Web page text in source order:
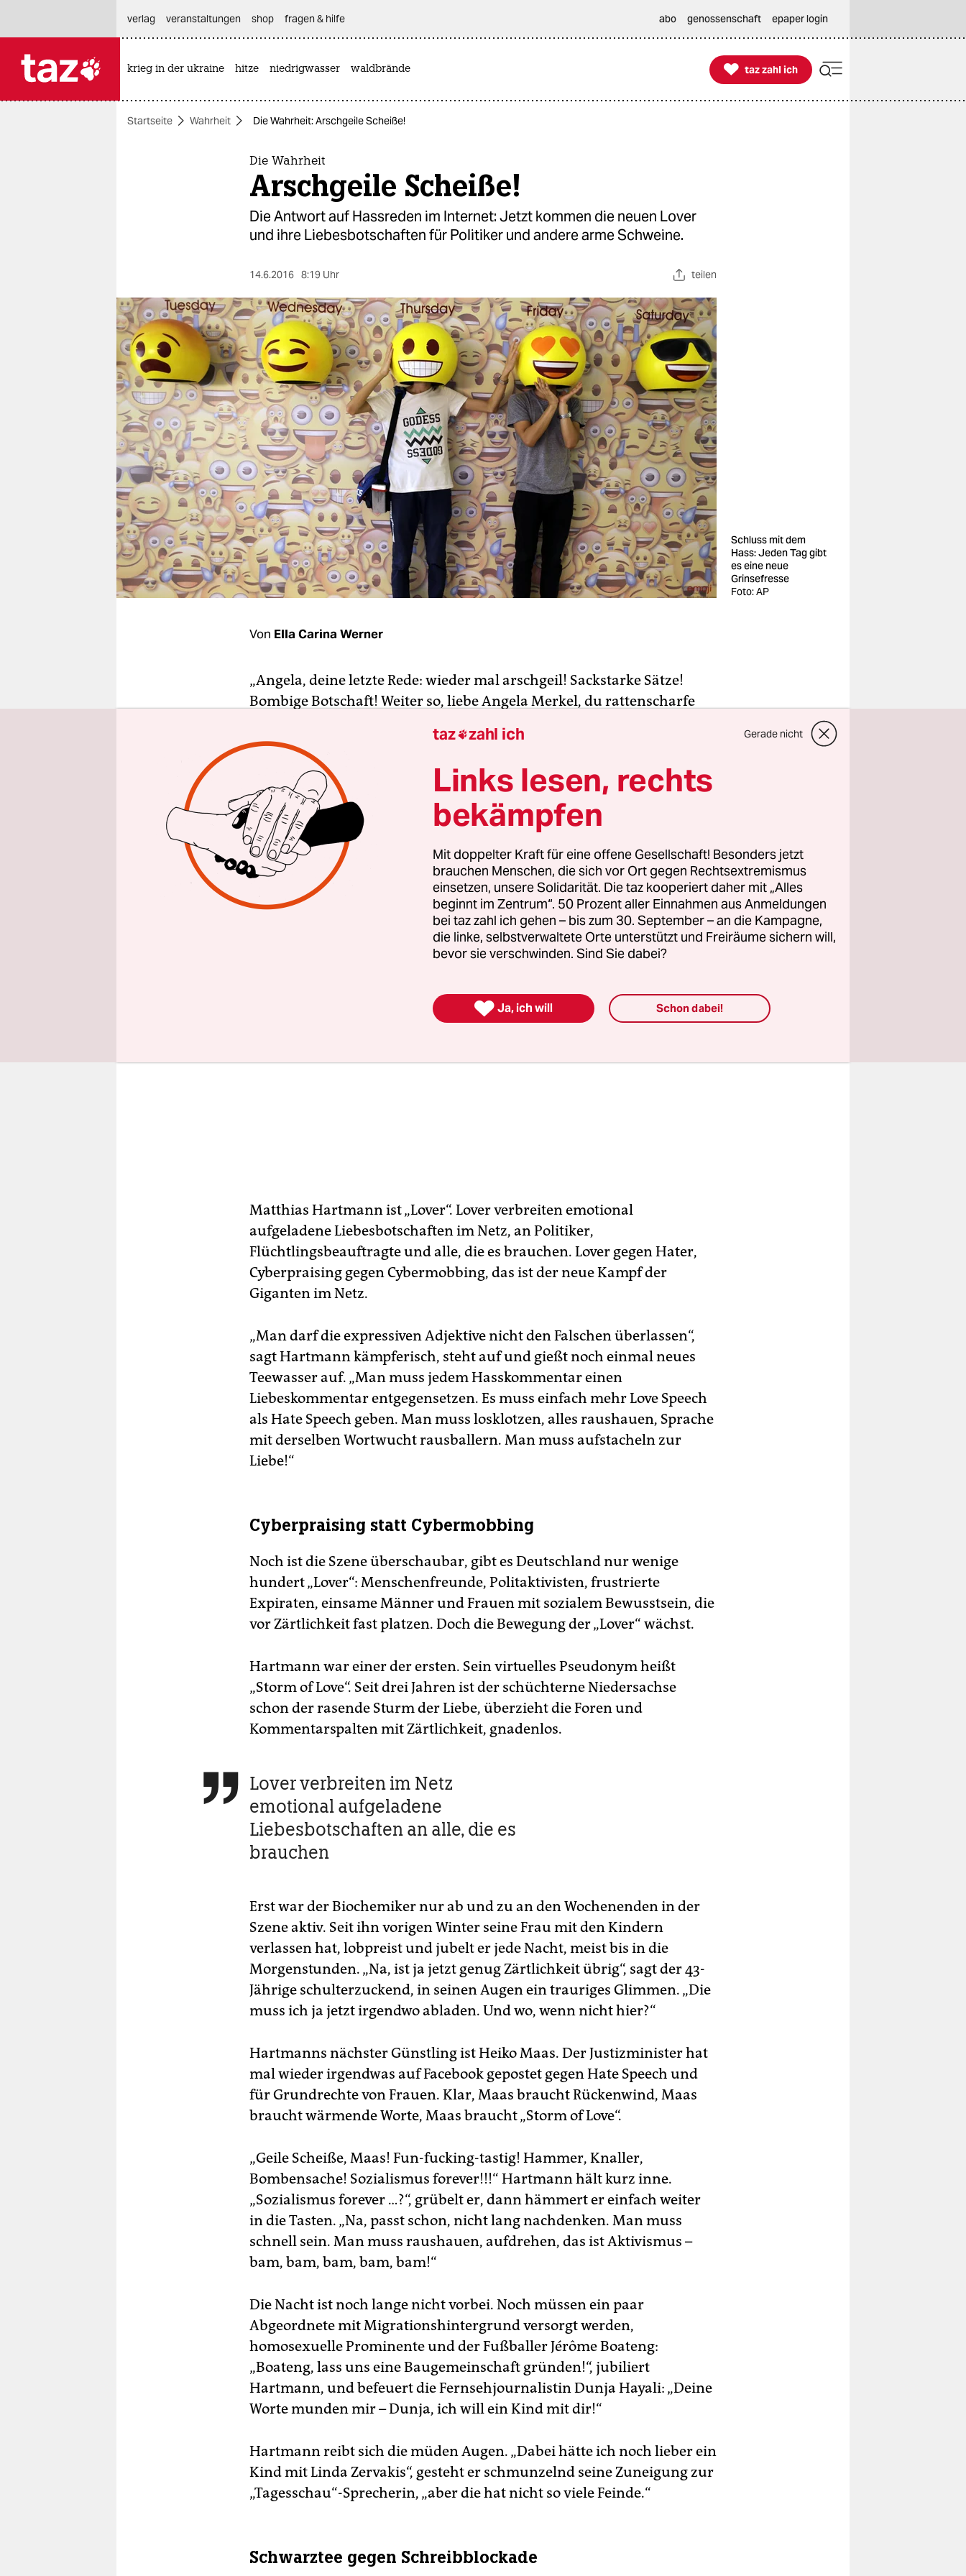
themen
berlin
nord
wahrheit
verlag
verlag
veranstaltungen
shop
fragen & hilfe
unterstützen
abo
verlag
veranstaltungen shop fragen & hilfe abo genossenschaft epaper login
krieg in der ukraine hitze niedrigwasser waldbrände 
taz zahl ich
taz zahl ich
Startseite Wahrheit Die Wahrheit: Arschgeile Scheiße!
Die Wahrheit
Arschgeile Scheiße!
Die Antwort auf Hassreden im Internet: Jetzt kommen die neuen Lover
und ihre Liebesbotschaften für Politiker und andere arme Schweine.
14.6.2016 8:19 Uhr teilen
Schluss mit dem
Hass: Jeden Tag gibt
es eine neue
Grinsefresse
Foto: AP
Von Ella Carina Werner
„Angela, deine letzte Rede: wieder mal arschgeil! Sackstarke Sätze!
Bombige Botschaft! Weiter so, liebe Angela Merkel, du rattenscharfe
auf die „Eins“ und auf die „Pfeil-nach-oben-Taste“: Ausrufezeichen
schießen auf seinen Computerbildschirm wie Patronen aus einer
Kalaschnikow – bam, bam, bam, bam, bam.
Hartmann wischt sich den Schweiß von der Stirn, nimmt einen
Schluck schwarzen Tee, atmet kurz durch. Es ist nicht so, dass er jedes
von Angela Merkels Worten wirklich unterschreiben würde. Genau
genommen hat er die jüngste Bundestagsrede der Kanzlerin gar nicht
gesehen, aber es muss sein.
Matthias Hartmann ist „Lover“. Lover verbreiten emotional
aufgeladene Liebesbotschaften im Netz, an Politiker,
Flüchtlingsbeauftragte und alle, die es brauchen. Lover gegen Hater,
Cyberpraising gegen Cybermobbing, das ist der neue Kampf der
Giganten im Netz.
„Man darf die expressiven Adjektive nicht den Falschen überlassen“,
sagt Hartmann kämpferisch, steht auf und gießt noch einmal neues
Teewasser auf. „Man muss jedem Hasskommentar einen
Liebeskommentar entgegensetzen. Es muss einfach mehr Love Speech
als Hate Speech geben. Man muss losklotzen, alles raushauen, Sprache
mit derselben Wortwucht rausballern. Man muss aufstacheln zur
Liebe!“
Cyberpraising statt Cybermobbing
Noch ist die Szene überschaubar, gibt es Deutschland nur wenige
hundert „Lover“: Menschenfreunde, Politaktivisten, frustrierte
Expiraten, einsame Männer und Frauen mit sozialem Bewusstsein, die
vor Zärtlichkeit fast platzen. Doch die Bewegung der „Lover“ wächst.
Hartmann war einer der ersten. Sein virtuelles Pseudonym heißt
„Storm of Love“. Seit drei Jahren ist der schüchterne Niedersachse
schon der rasende Sturm der Liebe, überzieht die Foren und
Kommentarspalten mit Zärtlichkeit, gnadenlos.
 Lover verbreiten im Netz
emotional aufgeladene
Liebesbotschaften an alle, die es
brauchen
Erst war der Biochemiker nur ab und zu an den Wochenenden in der
Szene aktiv. Seit ihn vorigen Winter seine Frau mit den Kindern
verlassen hat, lobpreist und jubelt er jede Nacht, meist bis in die
Morgenstunden. „Na, ist ja jetzt genug Zärtlichkeit übrig“, sagt der 43-
Jährige schulterzuckend, in seinen Augen ein trauriges Glimmen. „Die
muss ich ja jetzt irgendwo abladen. Und wo, wenn nicht hier?“
Hartmanns nächster Günstling ist Heiko Maas. Der Justizminister hat
mal wieder irgendwas auf Facebook gepostet gegen Hate Speech und
für Grundrechte von Frauen. Klar, Maas braucht Rückenwind, Maas
braucht wärmende Worte, Maas braucht „Storm of Love“.
„Geile Scheiße, Maas! Fun-fucking-tastig! Hammer, Knaller,
Bombensache! Sozialismus forever!!!“ Hartmann hält kurz inne.
„Sozialismus forever …?“, grübelt er, dann hämmert er einfach weiter
in die Tasten. „Na, passt schon, nicht lang nachdenken. Man muss
schnell sein. Man muss raushauen, aufdrehen, das ist Aktivismus –
bam, bam, bam, bam, bam!“
Die Nacht ist noch lange nicht vorbei. Noch müssen ein paar
Abgeordnete mit Migrationshintergrund versorgt werden,
homosexuelle Prominente und der Fußballer Jérôme Boateng:
„Boateng, lass uns eine Baugemeinschaft gründen!“, jubiliert
Hartmann, und befeuert die Fernsehjournalistin Dunja Hayali: „Deine
Worte munden mir – Dunja, ich will ein Kind mit dir!“
Hartmann reibt sich die müden Augen. „Dabei hätte ich noch lieber ein
Kind mit Linda Zervakis“, gesteht er schmunzelnd seine Zuneigung zur
„Tagesschau“-Sprecherin, „aber die hat nicht so viele Feinde.“
Schwarztee gegen Schreibblockade
taz zahl ich Gerade nicht
Links lesen, rechts
bekämpfen
Mit doppelter Kraft für eine offene Gesellschaft! Besonders jetzt
brauchen Menschen, die sich vor Ort gegen Rechtsextremismus
einsetzen, unsere Solidarität. Die taz kooperiert daher mit „Alles
beginnt im Zentrum“. 50 Prozent aller Einnahmen aus Anmeldungen
bei taz zahl ich gehen – bis zum 30. September – an die Kampagne,
die linke, selbstverwaltete Orte unterstützt und Freiräume sichern will,
bevor sie verschwinden. Sind Sie dabei?
 Ja, ich will Schon dabei!